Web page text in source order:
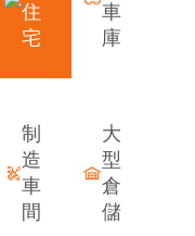
住
宅
車
庫
制
造
車
間
大
型
倉
儲